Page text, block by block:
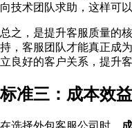
向技术团队求助，这样可
总之，是提升客服质量的
持，客服团队才能真正成
立良好的客户关系，提升客
标准三：成本效益